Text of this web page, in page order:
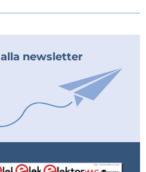
alla newsletter